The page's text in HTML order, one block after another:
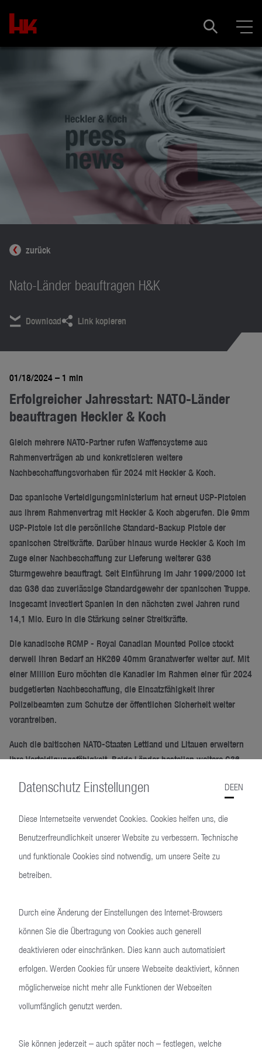
zurück
Nato-Länder beauftragen H&K
Download Link kopieren
01/18/2024 – 1 min
Erfolgreicher Jahresstart: NATO-Länder
beauftragen Heckler & Koch
Gleich mehrere NATO-Partner rufen Waffensysteme aus
Rahmenverträgen ab und konkretisieren weitere
Nachbeschaffungsvorhaben für 2024 mit Heckler & Koch.
Das spanische Verteidigungsministerium hat erneut USP-Pistolen
aus ihrem Rahmenvertrag mit Heckler & Koch abgerufen. Die 9mm
USP-Pistole ist die persönliche Standard-Backup Pistole der
spanischen Streitkräfte. Darüber hinaus wurde Heckler & Koch im
Zuge einer Nachbeschaffung zur Lieferung weiterer G36
Sturmgewehre beauftragt. Seit Einführung im Jahr 1999/2000 ist
das G36 das zuverlässige Standardgewehr der spanischen Truppe.
Insgesamt investiert Spanien in den nächsten zwei Jahren rund
14,1 Mio. Euro in die Stärkung seiner Streitkräfte.
Die kanadische RCMP - Royal Canadian Mounted Police stockt
derweil ihren Bedarf an HK269 40mm Granatwerfer weiter auf. Mit
einer Million Euro möchten die Kanadier im Rahmen einer für 2024
budgetierten Nachbeschaffung, die Einsatzfähigkeit ihrer
Polizeibeamten zum Schutze der öffentlichen Sicherheit weiter
vorantreiben.
Auch die baltischen NATO-Staaten Lettland und Litauen erweitern
ihre Verteidigungsfähigkeit. Beide Länder bestellen weitere G36
dehnen flächendeckend ihren Standard-Sturmgewehrbestand aus.
seinen Vertrag mit Heckler & Koch aus und ruft zusätzliche 40mm
Granatmaschinenwaffen und Signalpistolen ab. Zudem hat das
Innenministerium Litauens seinen Bedarf konkretisiert und Heckler
Insgesamt beläuft sich das Auftragsvolumen aus dem Baltikum auf
werden.
Der Chief Sales Officer (CSO) Marco Geissinger ist stolz auf diese
positive Entwicklung: „Wir freuen uns über die Beauftragung
unserer NATO-Partner mit Waffensystemen von Heckler & Koch und
wissen das damit verbundene Vertrauen, das uns und unseren
wollen wir die Beziehung zu unseren
Datenschutz Einstellungen DEEN
Diese Internetseite verwendet Cookies. Cookies helfen uns, die
Benutzerfreundlichkeit unserer Website zu verbessern. Technische
und funktionale Cookies sind notwendig, um unsere Seite zu
betreiben.
Durch eine Änderung der Einstellungen des Internet-Browsers
können Sie die Übertragung von Cookies auch generell
deaktivieren oder einschränken. Dies kann auch automatisiert
erfolgen. Werden Cookies für unsere Webseite deaktiviert, können
möglicherweise nicht mehr alle Funktionen der Webseiten
vollumfänglich genutzt werden.
Sie können jederzeit – auch später noch – festlegen, welche